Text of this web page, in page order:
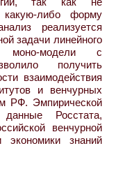
либо форму
реализуется
задачи линейного
моно-модели с
получить
взаимодействия
и венчурных
РФ. Эмпирической
Росстата,
венчурной
экономики знаний